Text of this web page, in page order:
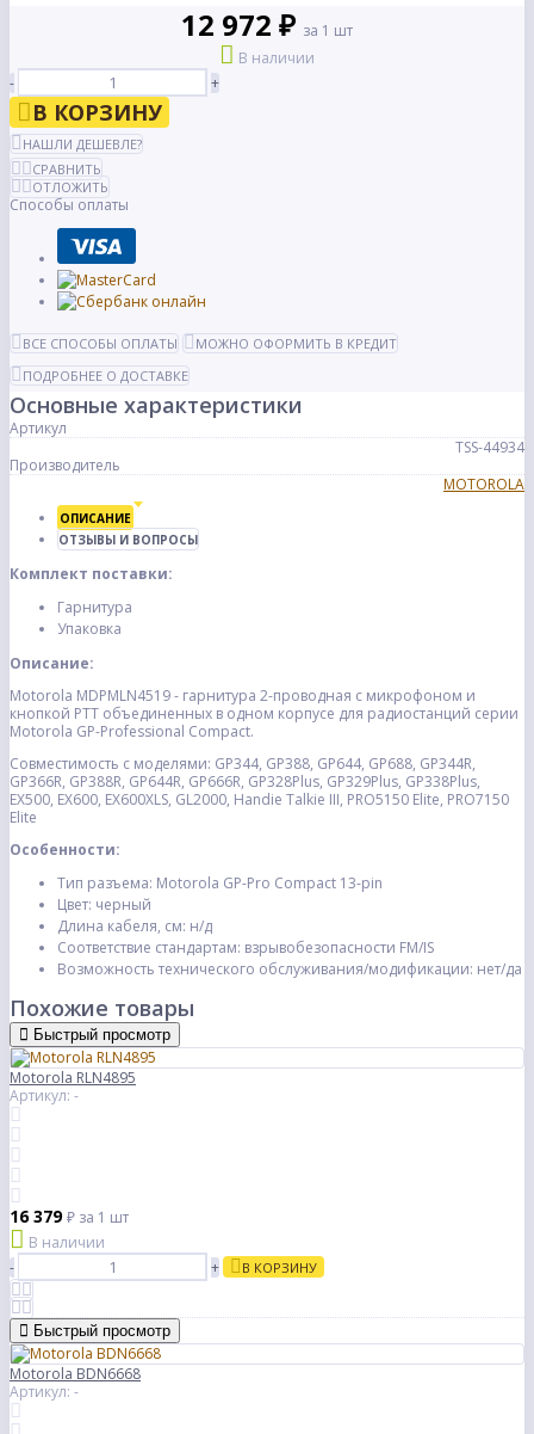
12 972 ₽ за 1 шт
В наличии
-
+
В КОРЗИНУ
НАШЛИ ДЕШЕВЛЕ?
СРАВНИТЬ
ОТЛОЖИТЬ
Способы оплаты
ВСЕ СПОСОБЫ ОПЛАТЫ
МОЖНО ОФОРМИТЬ В КРЕДИТ
ПОДРОБНЕЕ О ДОСТАВКЕ
Основные характеристики
Артикул
TSS-44934
Производитель
MOTOROLA
ОПИСАНИЕ
ОТЗЫВЫ И ВОПРОСЫ
Комплект поставки:
Гарнитура
Упаковка
Описание:
Motorola MDPMLN4519 - гарнитура 2-проводная с микрофоном и
кнопкой PTT объединенных в одном корпусе для радиостанций серии
Motorola GP-Professional Compact.
Совместимость с моделями: GP344, GP388, GP644, GP688, GP344R,
GP366R, GP388R, GP644R, GP666R, GP328Plus, GP329Plus, GP338Plus,
EX500, EX600, EX600XLS, GL2000, Handie Talkie III, PRO5150 Elite, PRO7150
Elite
Особенности:
Тип разъема: Motorola GP-Pro Compact 13-pin
Цвет: черный
Длина кабеля, см: н/д
Соответствие стандартам: взрывобезопасности FM/IS
Возможность технического обслуживания/модификации: нет/да
Похожие товары
Быстрый просмотр
Motorola RLN4895
Артикул: -
16 379₽ за 1 шт
В наличии
-
+ В КОРЗИНУ
Быстрый просмотр
Motorola BDN6668
Артикул: -